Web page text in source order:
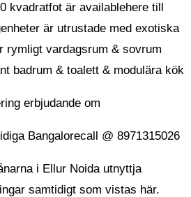
kvadratfot är availablehere till
är utrustade med exotiska
rymligt vardagsrum & sovrum
badrum & toalett & modulära kök
erbjudande om
Bangalorecall @ 8971315026
i Ellur Noida utnyttja
samtidigt som vistas här.